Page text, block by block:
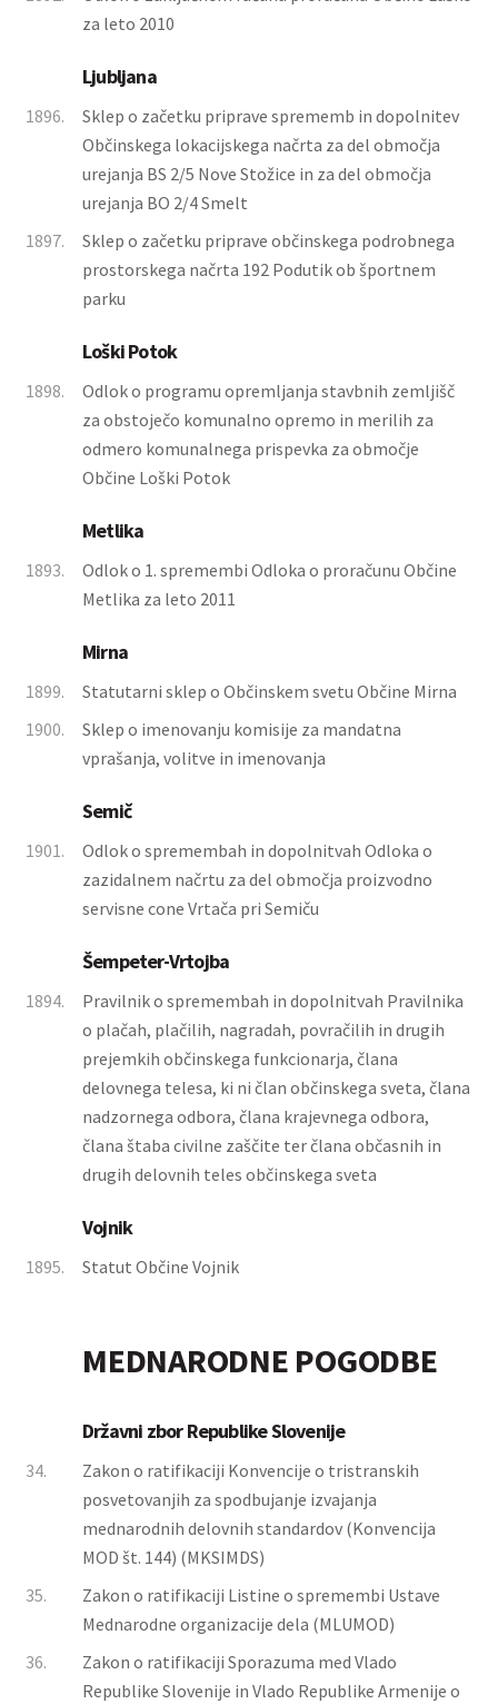
za leto 2010
Ljubljana
1896.
Sklep o začetku priprave sprememb in dopolnitev
Občinskega lokacijskega načrta za del območja
urejanja BS 2/5 Nove Stožice in za del območja
urejanja BO 2/4 Smelt
1897.
Sklep o začetku priprave občinskega podrobnega
prostorskega načrta 192 Podutik ob športnem
parku
Loški Potok
1898.
Odlok o programu opremljanja stavbnih zemljišč
za obstoječo komunalno opremo in merilih za
odmero komunalnega prispevka za območje
Občine Loški Potok
Metlika
1893.
Odlok o 1. spremembi Odloka o proračunu Občine
Metlika za leto 2011
Mirna
1899.
Statutarni sklep o Občinskem svetu Občine Mirna
1900.
Sklep o imenovanju komisije za mandatna
vprašanja, volitve in imenovanja
Semič
1901.
Odlok o spremembah in dopolnitvah Odloka o
zazidalnem načrtu za del območja proizvodno
servisne cone Vrtača pri Semiču
Šempeter-Vrtojba
1894.
Pravilnik o spremembah in dopolnitvah Pravilnika
o plačah, plačilih, nagradah, povračilih in drugih
prejemkih občinskega funkcionarja, člana
delovnega telesa, ki ni član občinskega sveta, člana
nadzornega odbora, člana krajevnega odbora,
člana štaba civilne zaščite ter člana občasnih in
drugih delovnih teles občinskega sveta
Vojnik
1895. Statut Občine Vojnik
MEDNARODNE POGODBE
Državni zbor Republike Slovenije
34.
Zakon o ratifikaciji Konvencije o tristranskih
posvetovanjih za spodbujanje izvajanja
mednarodnih delovnih standardov (Konvencija
MOD št. 144) (MKSIMDS)
35.
Zakon o ratifikaciji Listine o spremembi Ustave
Mednarodne organizacije dela (MLUMOD)
36.
Zakon o ratifikaciji Sporazuma med Vlado
Republike Slovenije in Vlado Republike Armenije o